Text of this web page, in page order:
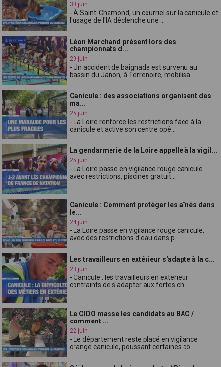
30 juin
- À Saint-Chamond, un courriel sur la canicule et
l'usage de l'IA déclenche une ...
Léon Marchand présent lors des
championnats d...
29 juin
- Un accident de baignade est survenu au
bassin du Janon, à Terrenoire, mobilisa...
Canicule : des associations organisent des
ma...
26 juin
- La Loire renforce les restrictions face à la
canicule et active son centre opé...
La gendarmerie de la Loire appelle à la vigil...
25 juin
- La Loire passe en vigilance rouge canicule
avec restrictions, piscines gratuit...
Canicule : Comment protéger les aînés dans
le...
24 juin
- La Loire passe en vigilance rouge canicule,
avec des restrictions d'eau dans p...
Les travailleurs en extérieur s'adapte à la c...
23 juin
- Canicule : les travailleurs en extérieur
contraints de s'adapter aux fortes ch...
Le CIDO masse les candidats au BAC /
comment ...
22 juin
- Le département reste placé en vigilance
orange canicule, poussant certaines co...